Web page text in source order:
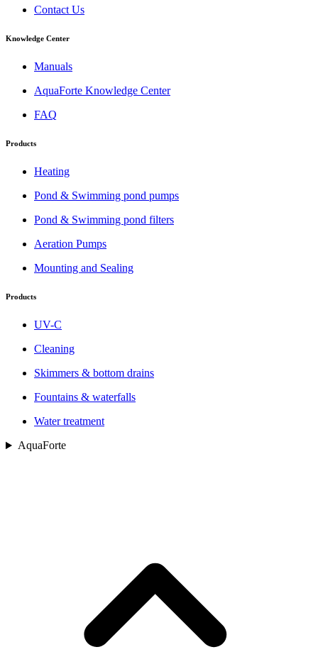
Contact Us
Knowledge Center
Manuals
AquaForte Knowledge Center
FAQ
Products
Heating
Pond & Swimming pond pumps
Pond & Swimming pond filters
Aeration Pumps
Mounting and Sealing
Products
UV-C
Cleaning
Skimmers & bottom drains
Fountains & waterfalls
Water treatment
AquaForte